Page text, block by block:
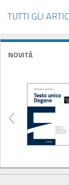
TUTTI GLI
NOVITÁ